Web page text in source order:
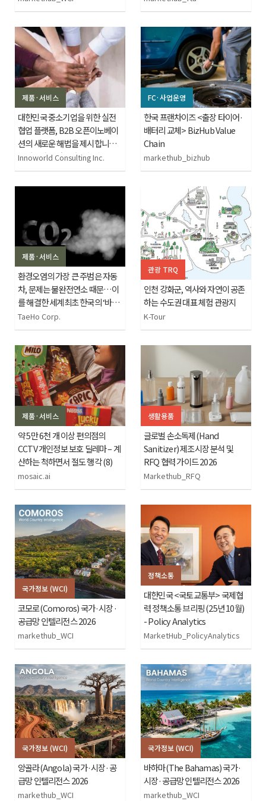
제품·서비스
대한민국 중소기업을 위한 실전
협업 플랫폼, B2B 오픈이노베이
션의 새로운 해법을 제시합니다 -
시너스파크 경영자문 협업지원
단, 생존을 넘어, 연결로 성장합니
Innoworld Consulting Inc.
FC·사업운영
한국 프랜차이즈 <출장 타이어·
배터리 교체> BizHub Value
Chain
markethub_bizhub
제품·서비스
환경오염의 가장 큰 주범은 자동
차, 문제는 불완전연소 때문…이
를 해결한 세계최초 한국의 ‘바이
오 세라믹 바’ – 에어로 88
TaeHo Corp.
관광 TRQ
인천 강화군, 역사와 자연이 공존
하는 수도권 대표 체험 관광지
K-Tour
제품·서비스
약 5만 6천 개 이상 편의점의
CCTV 개인정보 보호 딜레마 – 계
산하는 척하면서 절도 행각 (8)
mosaic.ai
생활용품
글로벌 손소독제(Hand
Sanitizer) 제조시장 분석 및
RFQ 협력 가이드 2026
Markethub_RFQ
국가정보 (WCI)
코모로(Comoros) 국가·시장·
공급망 인텔리전스 2026
markethub_WCI
정책소통
대한민국 <국토교통부> 국제협
력 정책소통 브리핑 (25년 10월)
- Policy Analytics
MarketHub_PolicyAnalytics
국가정보 (WCI)
앙골라(Angola) 국가·시장·공
급망 인텔리전스 2026
markethub_WCI
국가정보 (WCI)
바하마(The Bahamas) 국가·
시장·공급망 인텔리전스 2026
markethub_WCI